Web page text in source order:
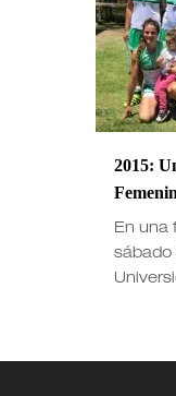
2015:
En una
sábado